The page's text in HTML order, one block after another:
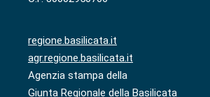
regione.basilicata.it
agr.regione.basilicata.it
Agenzia stampa della
Giunta Regionale della Basilicata